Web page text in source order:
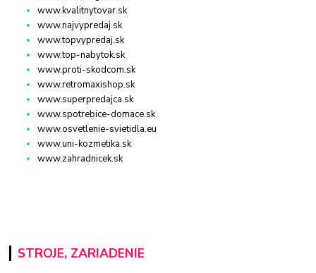
www.kvalitnytovar.sk
www.najvypredaj.sk
www.topvypredaj.sk
www.top-nabytok.sk
www.proti-skodcom.sk
www.retromaxishop.sk
www.superpredajca.sk
www.spotrebice-domace.sk
www.osvetlenie-svietidla.eu
www.uni-kozmetika.sk
www.zahradnicek.sk
STROJE, ZARIADENIE